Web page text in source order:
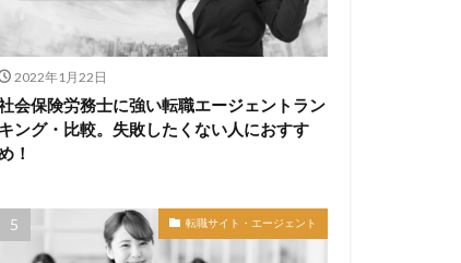
2022年1月22日
会保険労務士に強い転職エージェントラン
キング・比較。失敗したくない人におすす
！
転職サイト・エージェント